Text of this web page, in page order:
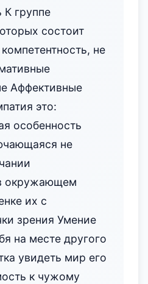
К группе
состоит
не
Аффективные
это:
особенность
не
окружающем
их с
зрения Умение
на месте другого
увидеть мир его
к чужому